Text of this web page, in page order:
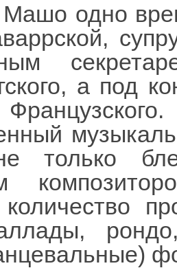
одно
а под
только
количество